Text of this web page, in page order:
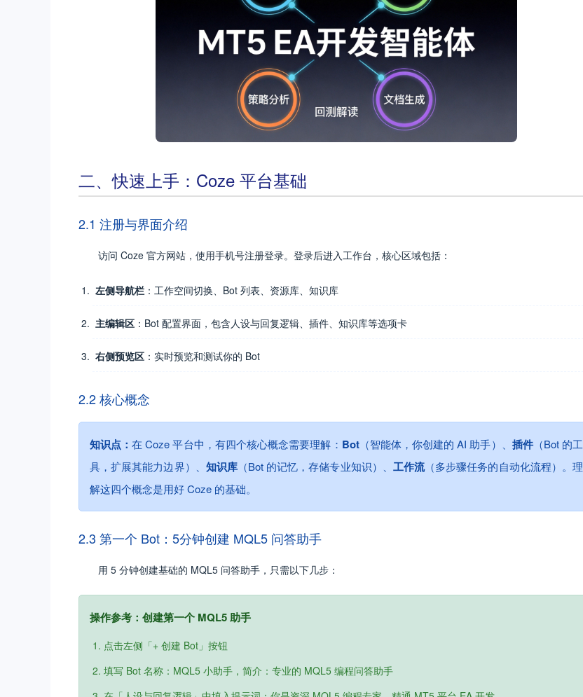
二、快速上手：Coze 平台基础
2.1 注册与界面介绍
访问 Coze 官方网站，使用手机号注册登录。登录后进入工作台，核心区域包括：
左侧导航栏 ：工作空间切换、Bot 列表、资源库、知识库
主编辑区 ：Bot 配置界面，包含人设与回复逻辑、插件、知识库等选项卡
右侧预览区 ：实时预览和测试你的 Bot
2.2 核心概念
知识点：在 Coze 平台中，有四个核心概念需要理解： Bot（智能体，你创建的 AI 助手）、 插件（Bot 的工
具，扩展其能力边界）、 知识库（Bot 的记忆，存储专业知识）、 工作流（多步骤任务的自动化流程）。理
解这四个概念是用好 Coze 的基础。
2.3 第一个 Bot：5分钟创建 MQL5 问答助手
用 5 分钟创建基础的 MQL5 问答助手，只需以下几步：
操作参考：创建第一个 MQL5 助手
点击左侧「+ 创建 Bot」按钮
填写 Bot 名称：MQL5 小助手，简介：专业的 MQL5 编程问答助手